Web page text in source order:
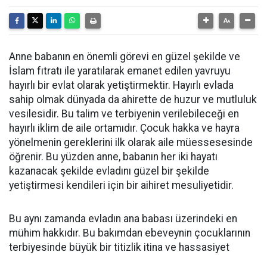
Anne babanın en önemli görevi en güzel şekilde ve
İslam fıtratı ile yaratılarak emanet edilen yavruyu
hayırlı bir evlat olarak yetiştirmektir. Hayırlı evlada
sahip olmak dünyada da ahirette de huzur ve mutluluk
vesilesidir. Bu talim ve terbiyenin verilebileceği en
hayırlı iklim de aile ortamıdır. Çocuk hakka ve hayra
yönelmenin gereklerini ilk olarak aile müessesesinde
öğrenir. Bu yüzden anne, babanın her iki hayatı
kazanacak şekilde evladını güzel bir şekilde
yetiştirmesi kendileri için bir aihiret mesuliyetidir.
Bu aynı zamanda evladın ana babası üzerindeki en
mühim hakkıdır. Bu bakımdan ebeveynin çocuklarının
terbiyesinde büyük bir titizlik itina ve hassasiyet